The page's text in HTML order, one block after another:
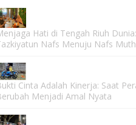
Hati di Tengah Riuh
Nafs Menuju Nafs
Cinta Adalah Kinerja: Saat
Menjadi Amal Nyata